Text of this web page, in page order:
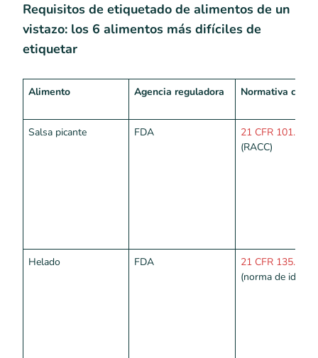
Requisitos de etiquetado de alimentos de un
vistazo: los 6 alimentos más difíciles de
etiquetar
Alimento Agencia reguladora Normativa clave
Salsa picante FDA
21 CFR 101.12
(RACC)
Helado FDA
21 CFR 135.110
(norma de